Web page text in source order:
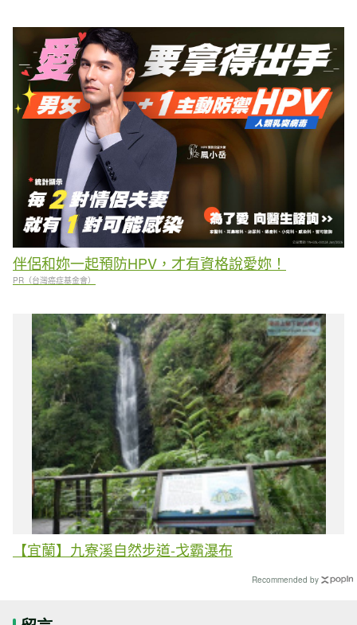
伴侶和妳一起預防HPV，才有資格說愛妳！
PR（台灣癌症基金會）
【宜蘭】九寮溪自然步道-戈霸瀑布
Recommended by